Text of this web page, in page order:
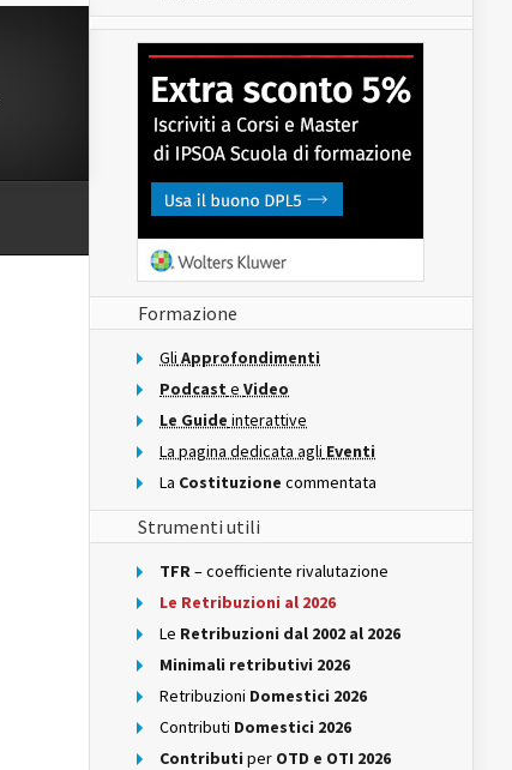
Formazione
Gli Approfondimenti
Podcast e Video
Le Guide interattive
La pagina dedicata agli Eventi
La Costituzione commentata
Strumenti utili
TFR– coefficiente rivalutazione
Le Retribuzioni al 2026
Le Retribuzioni dal 2002 al 2026
Minimali retributivi 2026
Retribuzioni Domestici 2026
Contributi Domestici 2026
Contributi per OTD e OTI 2026